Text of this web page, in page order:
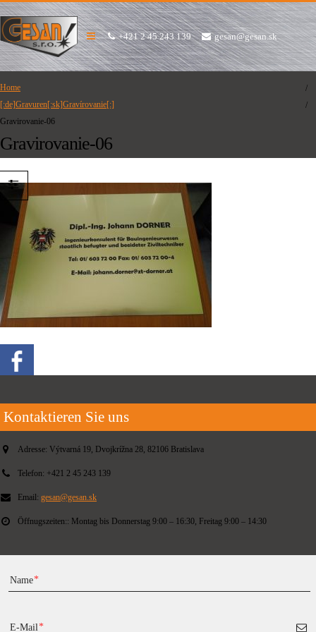
+421 2 45 243 139 gesan@gesan.sk
Home
[:de]Gravuren[:sk]Gravírovanie[:]
Gravirovanie-06
Gravirovanie-06
Kontaktieren Sie uns
Adresse: Výtvarná 19, Dvojkrížna 28, 82106 Bratislava
Telefon: +421 2 45 243 139
Email: gesan@gesan.sk
Öffnugszeiten:: Montag bis Donnerstag 9:00 – 16:30, Freitag 9:00 – 14:30
Name
E-Mail